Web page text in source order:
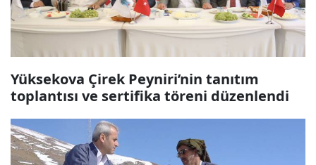
Yüksekova Çirek Peyniri’nin tanıtım
toplantısı ve sertifika töreni düzenlendi